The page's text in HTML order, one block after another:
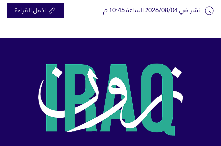
نشر في 2026/08/04 الساعة 10:45 م اكمل القراءة